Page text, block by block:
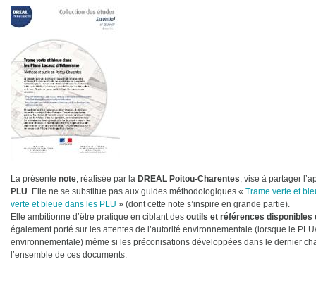
La présente note, réalisée par la DREAL Poitou-Charentes, vise à partager
PLU. Elle ne se substitue pas aux guides méthodologiques « Trame verte et
verte et bleue dans les PLU » (dont cette note s’inspire en grande partie).
Elle ambitionne d’être pratique en ciblant des outils et références disponibles
également porté sur les attentes de l’autorité environnementale (lorsque le
environnementale) même si les préconisations développées dans le dernier
l’ensemble de ces documents.